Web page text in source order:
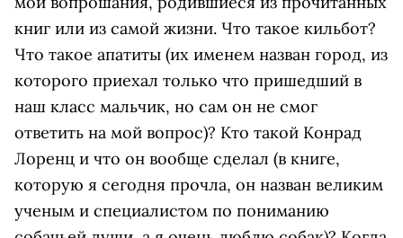
книг или из самой жизни. Что такое кильбот?
Что такое апатиты (их именем назван город, из
которого приехал только что пришедший в
наш класс мальчик, но сам он не смог
ответить на мой вопрос)? Кто такой Конрад
Лоренц и что он вообще сделал (в книге,
которую я сегодня прочла, он назван великим
ученым и специалистом по пониманию